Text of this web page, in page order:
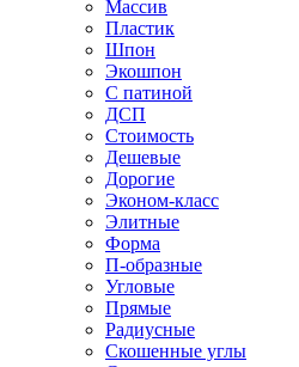
Массив
Пластик
Шпон
Экошпон
С патиной
ДСП
Стоимость
Дешевые
Дорогие
Эконом-класс
Элитные
Форма
П-образные
Угловые
Прямые
Радиусные
Скошенные углы